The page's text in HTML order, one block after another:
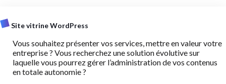
Site vitrine WordPress
Vous souhaitez présenter vos services, mettre en valeur votre
entreprise ? Vous recherchez une solution évolutive sur
laquelle vous pourrez gérer l’administration de vos contenus
en totale autonomie ?